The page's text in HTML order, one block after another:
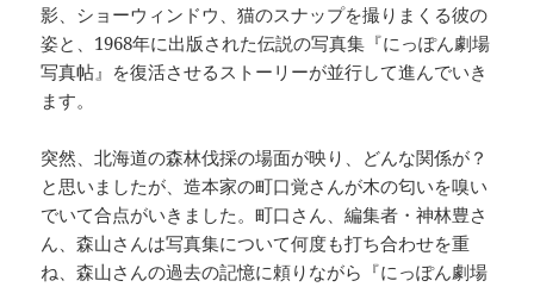
影、ショーウィンドウ、猫のスナップを撮りまくる彼の
姿と、1968年に出版された伝説の写真集『にっぽん劇場
写真帖』を復活させるストーリーが並行して進んでいき
ます。
突然、北海道の森林伐採の場面が映り、どんな関係が？
と思いましたが、造本家の町口覚さんが木の匂いを嗅い
でいて合点がいきました。町口さん、編集者・神林豊さ
ん、森山さんは写真集について何度も打ち合わせを重
ね、森山さんの過去の記憶に頼りながら『にっぽん劇場